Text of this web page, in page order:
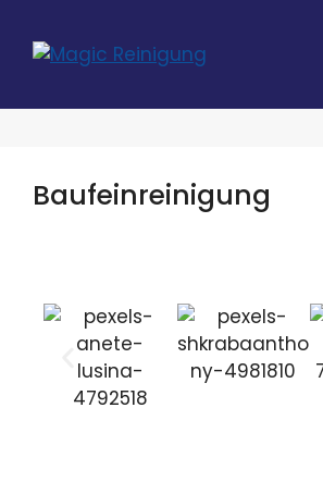
Baufeinreinigung